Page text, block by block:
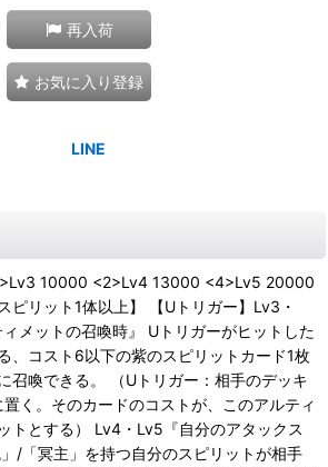
再入荷
お気に入り登録
10000 <2>Lv4 13000 <4>Lv5 20000
ピリット1体以上】 【Uトリガー】Lv3・
メットの召喚時』 Uトリガーがヒットした
、コスト6以下の紫のスピリットカード1枚
召喚できる。 （Uトリガー：相手のデッキ
く。そのカードのコストが、このアルティ
トとする） Lv4・Lv5『自分のアタックス
/「冥主」を持つ自分のスピリットが相手